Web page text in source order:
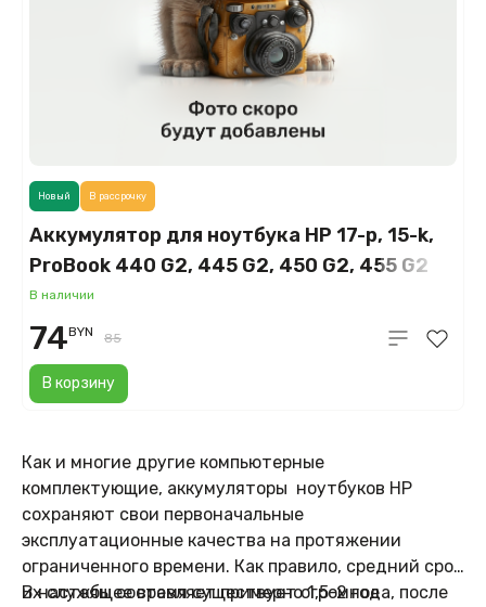
Аккумулятор для ноутбука HP 17-p, 15-k,
ProBook 440 G2, 445 G2, 450 G2, 455 G2
(HSTNN-DB6, VI04), 2600mAh, 14.8V
В наличии
В корзину
Новый В рассрочку
74BYN 85
Как и многие другие компьютерные
комплектующие, аккумуляторы ноутбуков HP
сохраняют свои первоначальные
эксплуатационные качества на протяжении
ограниченного времени. Как правило, средний срок
их службы составляет примерно 1,5-2 года, после
В настоящее время существует огромное